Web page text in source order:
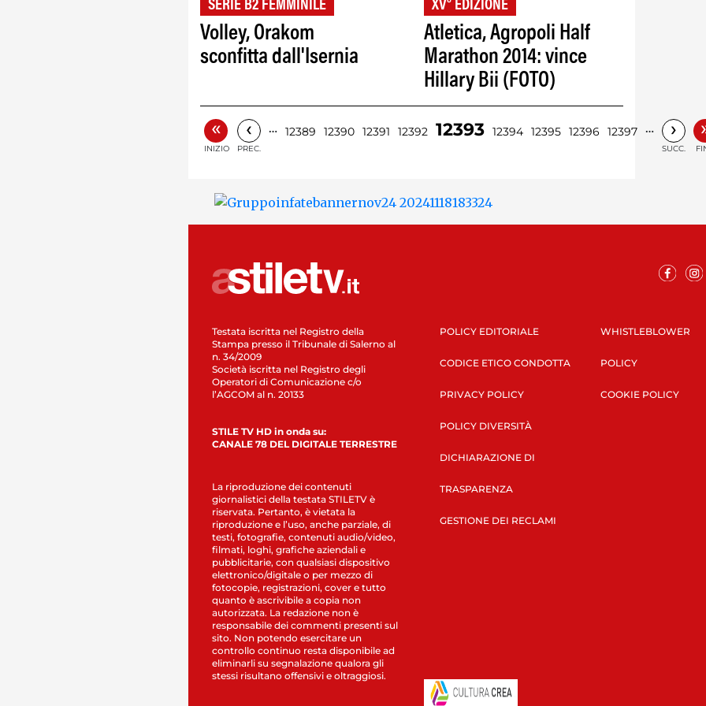
SERIE B2 FEMMINILE
Volley, Orakom
sconfitta dall'Isernia
XV° EDIZIONE
Atletica, Agropoli Half
Marathon 2014: vince
Hillary Bii (FOTO)
«
INIZIO
‹
PREC.
… 12389 12390 12391 12392 12393 12394 12395 12396 12397 … ›
SUCC.
Testata iscritta nel Registro della
Stampa presso il Tribunale di Salerno al
n. 34/2009
Società iscritta nel Registro degli
Operatori di Comunicazione c/o
l’AGCOM al n. 20133
STILE TV HD in onda su:
CANALE 78 DEL DIGITALE TERRESTRE
La riproduzione dei contenuti
giornalistici della testata STILETV è
riservata. Pertanto, è vietata la
riproduzione e l’uso, anche parziale, di
testi, fotografie, contenuti audio/video,
filmati, loghi, grafiche aziendali e
pubblicitarie, con qualsiasi dispositivo
elettronico/digitale o per mezzo di
fotocopie, registrazioni, cover e tutto
quanto è ascrivibile a copia non
autorizzata. La redazione non è
responsabile dei commenti presenti sul
sito. Non potendo esercitare un
controllo continuo resta disponibile ad
eliminarli su segnalazione qualora gli
stessi risultano offensivi e oltraggiosi.
POLICY EDITORIALE
CODICE ETICO CONDOTTA
PRIVACY POLICY
POLICY DIVERSITÀ
DICHIARAZIONE DI
TRASPARENZA
GESTIONE DEI RECLAMI
WHISTLEBLOWER
POLICY
COOKIE POLICY